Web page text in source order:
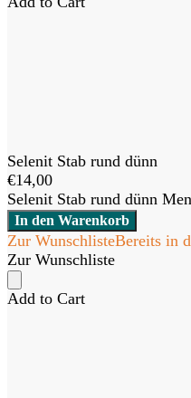
Selenit Stab rund dünn
€14,00
Selenit Stab rund dünn
In den Warenkorb
Zur WunschlisteBereits in
Zur Wunschliste
Add to Cart